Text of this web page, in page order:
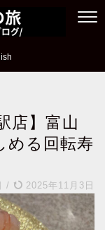
店】富山
める回転寿
/ 2025年11月3日